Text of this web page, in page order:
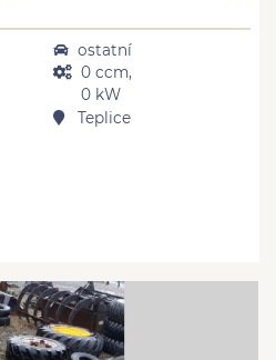
ostatní
0 ccm,
0 kW
Teplice